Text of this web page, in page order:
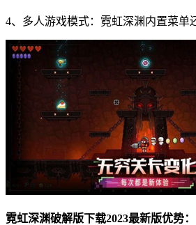
4、多人游戏模式：霓虹深渊内置菜单
霓虹深渊破解版下载2023最新版优势：